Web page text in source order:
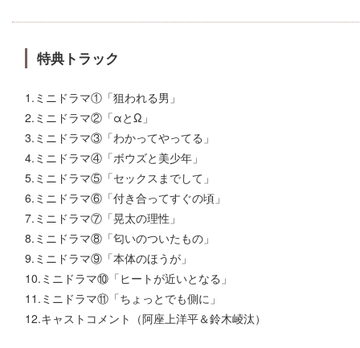
特典トラック
1.ミニドラマ①「狙われる男」
2.ミニドラマ②「αとΩ」
3.ミニドラマ③「わかってやってる」
4.ミニドラマ④「ボウズと美少年」
5.ミニドラマ⑤「セックスまでして」
6.ミニドラマ⑥「付き合ってすぐの頃」
7.ミニドラマ⑦「晃太の理性」
8.ミニドラマ⑧「匂いのついたもの」
9.ミニドラマ⑨「本体のほうが」
10.ミニドラマ⑩「ヒートが近いとなる」
11.ミニドラマ⑪「ちょっとでも側に」
12.キャストコメント（阿座上洋平＆鈴木崚汰）